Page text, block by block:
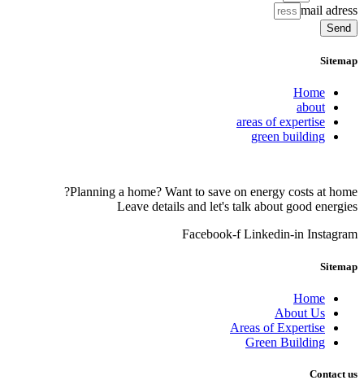
mail adress
Send
Sitemap
Home
about
areas of expertise
green building
Planning a home? Want to save on energy costs at home?
Leave details and let's talk about good energies
Facebook-f Linkedin-in Instagram
Sitemap
Home
About Us
Areas of Expertise
Green Building
Contact us